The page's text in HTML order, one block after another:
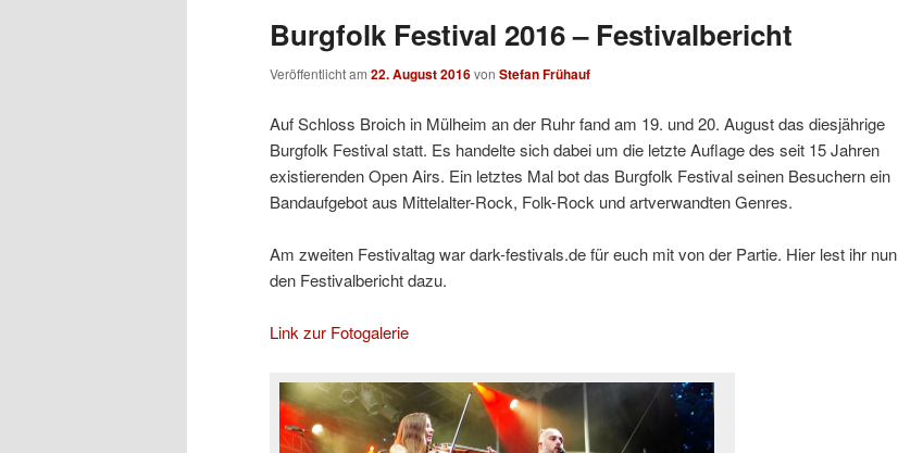
Burgfolk Festival 2016 – Festivalbericht
Veröffentlicht am 22. August 2016von Stefan Frühauf
Auf Schloss Broich in Mülheim an der Ruhr fand am 19. und 20. August das diesjährige
Burgfolk Festival statt. Es handelte sich dabei um die letzte Auflage des seit 15 Jahren
existierenden Open Airs. Ein letztes Mal bot das Burgfolk Festival seinen Besuchern ein
Bandaufgebot aus Mittelalter-Rock, Folk-Rock und artverwandten Genres.
Am zweiten Festivaltag war dark-festivals.de für euch mit von der Partie. Hier lest ihr nun
den Festivalbericht dazu.
Link zur Fotogalerie